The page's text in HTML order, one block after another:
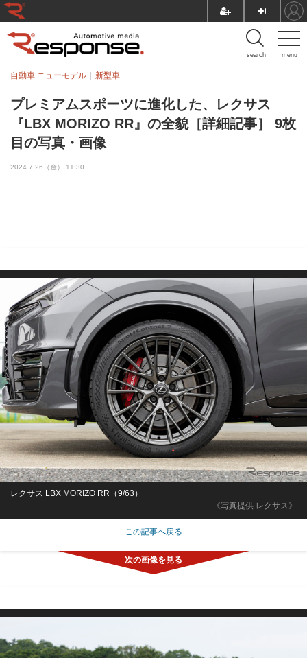
menu
search
プレミアムスポーツに進化した、レクサス
『LBX MORIZO RR』の全貌［詳細記事］ 9枚
目の写真・画像
自動車 ニューモデル 新型車
2024.7.26（金） 11:30
《写真提供 レクサス》
レクサス LBX MORIZO RR（9/63）
この記事へ戻る